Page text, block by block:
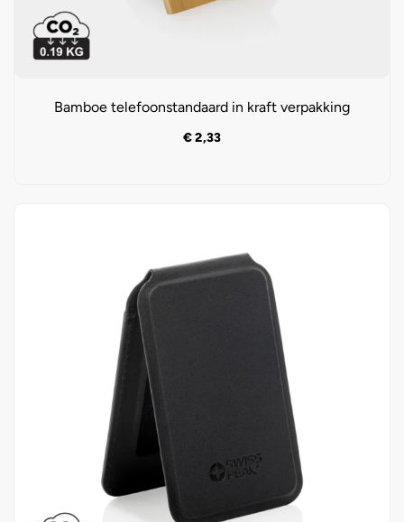
Bamboe telefoonstandaard in kraft verpakking
€2,33